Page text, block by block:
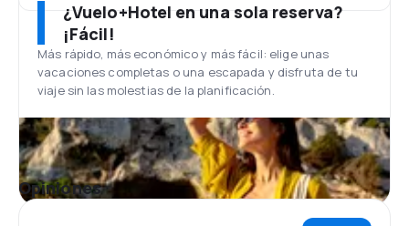
¿Vuelo+Hotel en una sola reserva?
¡Fácil!
Más rápido, más económico y más fácil: elige unas
vacaciones completas o una escapada y disfruta de tu
viaje sin las molestias de la planificación.
Opiniones